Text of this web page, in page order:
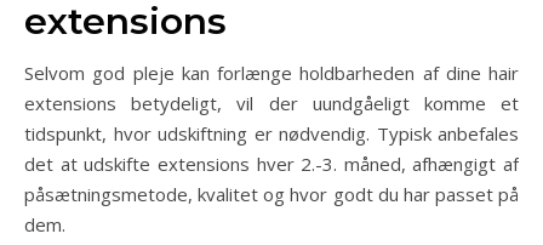
extensions
Selvom god pleje kan forlænge holdbarheden af dine hair
extensions betydeligt, vil der uundgåeligt komme et
tidspunkt, hvor udskiftning er nødvendig. Typisk anbefales
det at udskifte extensions hver 2.-3. måned, afhængigt af
påsætningsmetode, kvalitet og hvor godt du har passet på
dem.